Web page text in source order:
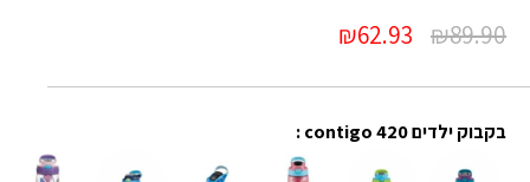
₪89.90
המחיר
היה:
₪89.90.
₪62.93 המחיר
הוא:
₪62.93.
בקבוק ילדים 420 contigo :